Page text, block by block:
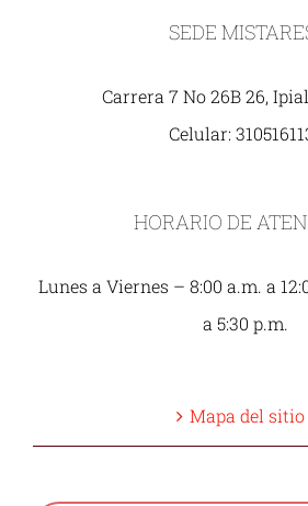
SEDE
Carrera 7 No 26B 26,
Celular:
HORARIO DE
Lunes a Viernes – 8:00 a.m. a
a 5:30 p.m.
Mapa del sitio